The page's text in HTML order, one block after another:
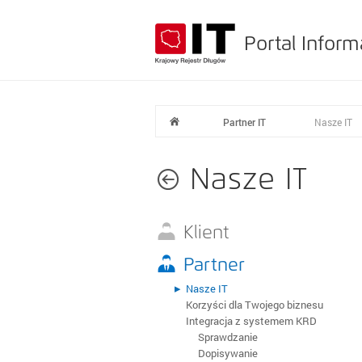
Portal
Partner IT Nasze IT
Nasze IT
Klient
Sposoby dostępu do systemu
Moduły KRD
Comarch ERP Optima
Insert Subiekt
Asseco Wapro
Masowe zlecenia
Warunki ustawowe
Partner
Nasze IT
Korzyści dla Twojego biznesu
Integracja z systemem KRD
Sprawdzanie
Dopisywanie